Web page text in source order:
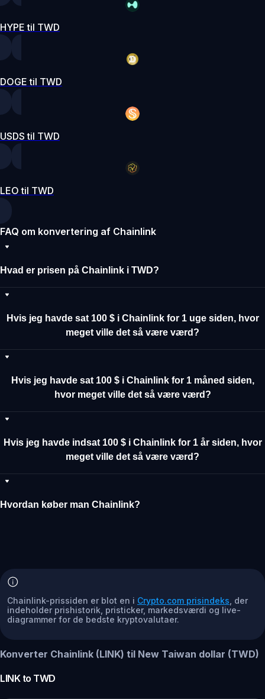
HYPE til TWD
DOGE til TWD
USDS til TWD
LEO til TWD
FAQ om konvertering af Chainlink
Hvad er prisen på Chainlink i TWD?
Hvis jeg havde sat 100 $ i Chainlink for 1 uge siden, hvor
meget ville det så være værd?
Hvis jeg havde sat 100 $ i Chainlink for 1 måned siden,
hvor meget ville det så være værd?
Hvis jeg havde indsat 100 $ i Chainlink for 1 år siden, hvor
meget ville det så være værd?
Hvordan køber man Chainlink?
Chainlink-prissiden er blot en i Crypto.com prisindeks , der
indeholder prishistorik, pristicker, markedsværdi og live-
diagrammer for de bedste kryptovalutaer.
Konverter Chainlink (LINK) til New Taiwan dollar (TWD)
LINKto TWD